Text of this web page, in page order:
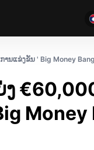
ນແຂ່ງຂັນ ' Big Money
Money